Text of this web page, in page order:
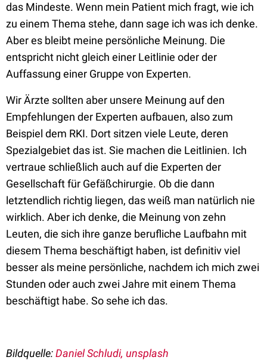
das Mindeste. Wenn mein Patient mich fragt, wie ich
zu einem Thema stehe, dann sage ich was ich denke.
Aber es bleibt meine persönliche Meinung. Die
entspricht nicht gleich einer Leitlinie oder der
Auffassung einer Gruppe von Experten.
Wir Ärzte sollten aber unsere Meinung auf den
Empfehlungen der Experten aufbauen, also zum
Beispiel dem RKI. Dort sitzen viele Leute, deren
Spezialgebiet das ist. Sie machen die Leitlinien. Ich
vertraue schließlich auch auf die Experten der
Gesellschaft für Gefäßchirurgie. Ob die dann
letztendlich richtig liegen, das weiß man natürlich nie
wirklich. Aber ich denke, die Meinung von zehn
Leuten, die sich ihre ganze berufliche Laufbahn mit
diesem Thema beschäftigt haben, ist definitiv viel
besser als meine persönliche, nachdem ich mich zwei
Stunden oder auch zwei Jahre mit einem Thema
beschäftigt habe. So sehe ich das.
Bildquelle:Daniel Schludi, unsplash